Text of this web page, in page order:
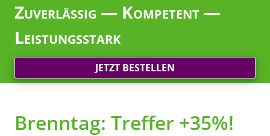
Zuverlässig — Kompetent —
Leistungsstark
JETZT BESTELLEN
Brenntag: Treffer +35%!